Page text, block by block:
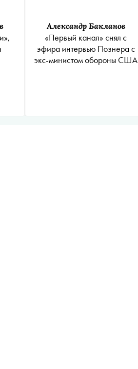
Александр Бакланов
«Первый канал» снял с
эфира интервью Познера с
экс-министом обороны США